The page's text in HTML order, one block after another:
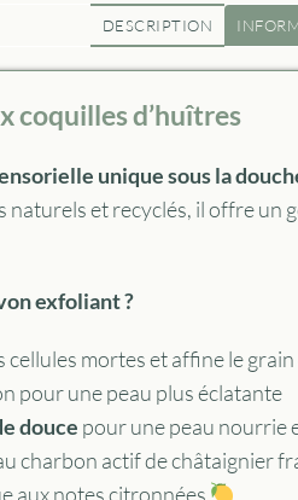
DESCRIPTION
coquilles d’huîtres
unique sous la
naturels et recyclés, il offre
exfoliant ?
mortes et affine le
pour une peau plus éclatante
douce pour une peau nourrie
charbon actif de châtaignier
aux notes citronnées